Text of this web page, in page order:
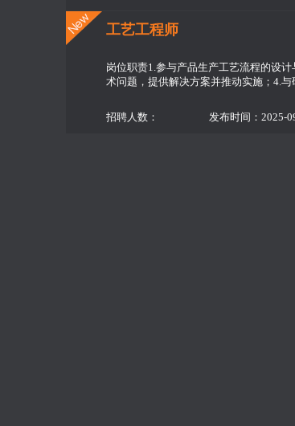
工艺工程师
岗位职责1.参与产品生产工艺流程的设
术问题，提供解决方案并推动实施；4.
招聘人数： 发布时间：2025-